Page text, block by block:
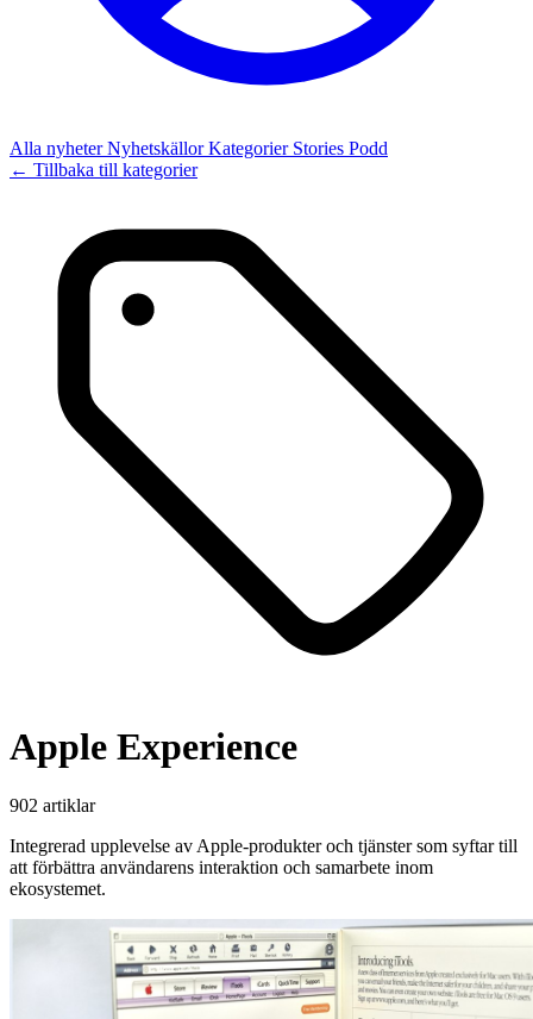
Alla nyheterNyhetskällorKategorier Stories Podd
← Tillbaka till kategorier
Apple Experience
902 artiklar
Integrerad upplevelse av Apple-produkter och tjänster som syftar till
att förbättra användarens interaktion och samarbete inom
ekosystemet.